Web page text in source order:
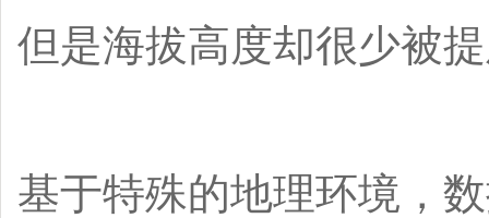
但是海拔高度却很少被
基于特殊的地理环境，